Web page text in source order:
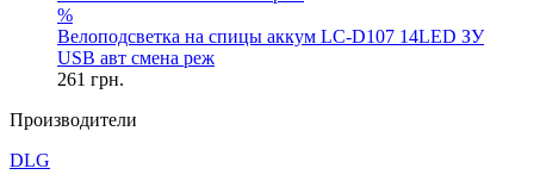
%
Велоподсветка на спицы аккум LC-D107 14LED ЗУ
USB авт смена реж
261 грн.
Производители
DLG